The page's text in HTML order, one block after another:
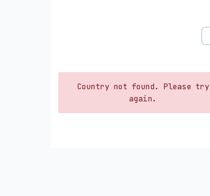
Country not found. Please try
again.